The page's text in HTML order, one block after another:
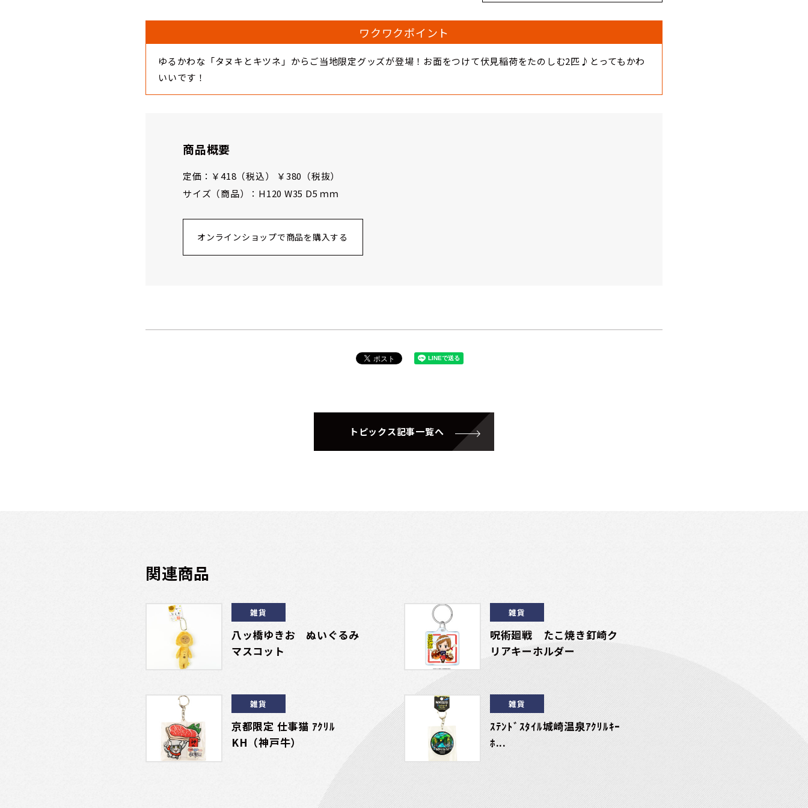
ワクワクポイント
ゆるかわな「タヌキとキツネ」からご当地限定グッズが登場！お面をつけて伏見稲荷をたのしむ2匹♪とってもかわ
いいです！
商品概要
定価：￥418（税込） ￥380（税抜）
サイズ（商品）：H120 W35 D5 ｍｍ
オンラインショップで商品を購入する
トピックス記事一覧へ
関連商品
雑貨
八ッ橋ゆきお ぬいぐるみ
マスコット
雑貨
呪術廻戦 たこ焼き釘崎ク
リアキーホルダー
雑貨
京都限定 仕事猫 ｱｸﾘﾙ
KH（神戸牛）
雑貨
ｽﾃﾝﾄﾞｽﾀｲﾙ城崎温泉ｱｸﾘﾙｷｰ
ﾎ...